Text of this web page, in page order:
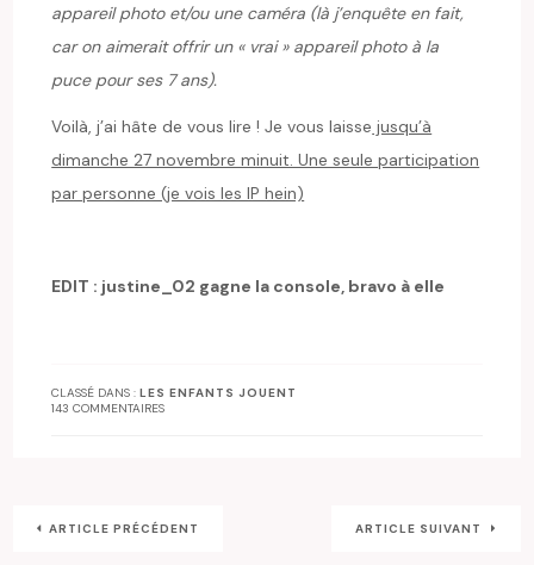
appareil photo et/ou une caméra (là j’enquête en fait,
car on aimerait offrir un « vrai » appareil photo à la
puce pour ses 7 ans).
Voilà, j’ai hâte de vous lire ! Je vous laisse jusqu’à
dimanche 27 novembre minuit. Une seule participation
par personne (je vois les IP hein)
EDIT : justine_02 gagne la console, bravo à elle
CLASSÉ DANS :LES ENFANTS JOUENT
143 COMMENTAIRES
ARTICLE PRÉCÉDENT ARTICLE SUIVANT